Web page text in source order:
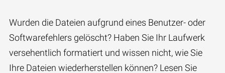
Wurden die Dateien aufgrund eines Benutzer- oder
Softwarefehlers gelöscht? Haben Sie Ihr Laufwerk
versehentlich formatiert und wissen nicht, wie Sie
Ihre Dateien wiederherstellen können? Lesen Sie